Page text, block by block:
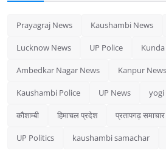
Prayagraj News Kaushambi News
Lucknow News UP Police
Ambedkar Nagar News Kanpur News
Kaushambi Police UP News
कौशाम्बी हिमाचल प्रदेश प्रतापगढ़ समाचार
UP Politics kaushambi samachar